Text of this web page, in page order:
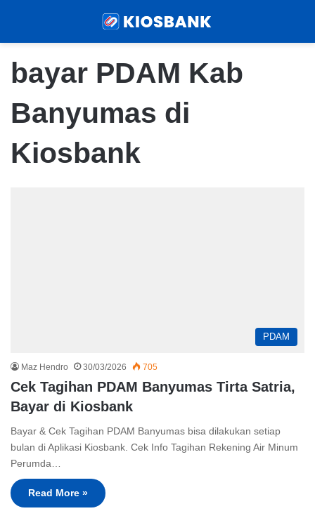
bayar PDAM Kab
Banyumas di
Kiosbank
PDAM
Maz Hendro 30/03/2026 705
Cek Tagihan PDAM Banyumas Tirta Satria,
Bayar di Kiosbank
Bayar & Cek Tagihan PDAM Banyumas bisa dilakukan setiap
bulan di Aplikasi Kiosbank. Cek Info Tagihan Rekening Air Minum
Perumda…
Read More »